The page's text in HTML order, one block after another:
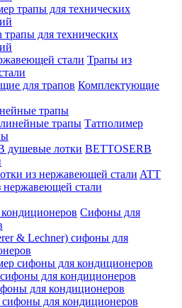
трапы для технических
трапы для технических
Трапы из
Комплектующие
трапы
Татполимер
BETTOSERB
ATT
стали
Сифоны для
& Lechner) сифоны для
сифоны для кондиционеров
для кондиционеров
для кондиционеров
сифоны для кондиционеров